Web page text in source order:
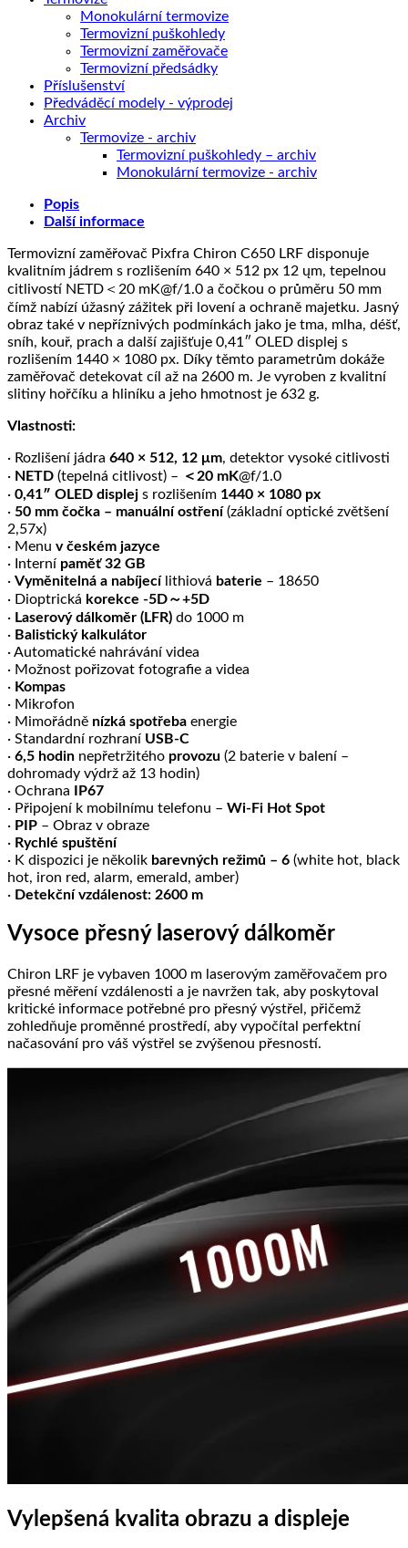
Monokulární termovize
Termovizní puškohledy
Termovizní zaměřovače
Termovizní předsádky
Příslušenství
Předváděcí modely - výprodej
Archiv
Termovize - archiv
Termovizní puškohledy – archiv
Monokulární termovize - archiv
Popis
Další informace
Termovizní zaměřovač Pixfra Chiron C650 LRF disponuje
kvalitním jádrem s rozlišením 640 × 512 px 12 ųm, tepelnou
citlivostí NETD＜20 mK@f/1.0 a čočkou o průměru 50 mm
čímž nabízí úžasný zážitek při lovení a ochraně majetku. Jasný
obraz také v nepříznivých podmínkách jako je tma, mlha, déšť,
sníh, kouř, prach a další zajišťuje 0,41″ OLED displej s
rozlišením 1440 × 1080 px. Díky těmto parametrům dokáže
zaměřovač detekovat cíl až na 2600 m. Je vyroben z kvalitní
slitiny hořčíku a hliníku a jeho hmotnost je 632 g.
Vlastnosti:
· Rozlišení jádra 640 × 512, 12 μm, detektor vysoké citlivosti
· NETD (tepelná citlivost) – ＜20 mK@f/1.0
· 0,41″ OLED displej s rozlišením 1440 × 1080 px
· 50 mm čočka – manuální ostření(základní optické zvětšení
2,57x)
· Menu v českém jazyce
· Interní paměť 32 GB
· Vyměnitelná a nabíjecílithiová baterie – 18650
· Dioptrická korekce -5D～+5D
· Laserový dálkoměr (LFR) do 1000 m
· Balistický kalkulátor
· Automatické nahrávání videa
· Možnost pořizovat fotografie a videa
· Kompas
· Mikrofon
· Mimořádně nízká spotřeba energie
· Standardní rozhraní USB-C
· 6,5 hodin nepřetržitého provozu (2 baterie v balení –
dohromady výdrž až 13 hodin)
· Ochrana IP67
· Připojení k mobilnímu telefonu – Wi-Fi Hot Spot
· PIP – Obraz v obraze
· Rychlé spuštění
· K dispozici je několik barevných režimů – 6 (white hot, black
hot, iron red, alarm, emerald, amber)
· Detekční vzdálenost: 2600 m
Vysoce přesný laserový dálkoměr
Chiron LRF je vybaven 1000 m laserovým zaměřovačem pro
přesné měření vzdálenosti a je navržen tak, aby poskytoval
kritické informace potřebné pro přesný výstřel, přičemž
zohledňuje proměnné prostředí, aby vypočítal perfektní
načasování pro váš výstřel se zvýšenou přesností.
Vylepšená kvalita obrazu a displeje